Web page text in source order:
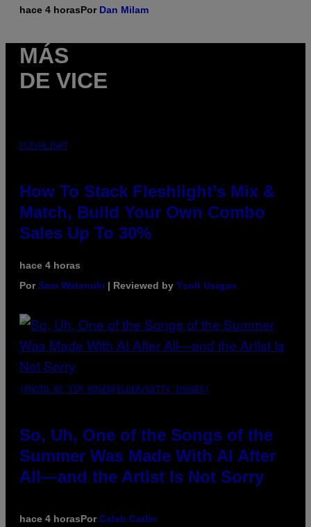
hace 4 horasPor Dan Milam
MÁS
DE VICE
FLESHLIGHT
How To Stack Fleshlight’s Mix &
Match, Build Your Own Combo
Sales Up To 30%
hace 4 horas
PorSam Watanuki | Reviewed by Ysolt Usigan
(PHOTO BY TIM MOSENFELDER/GETTY IMAGES)
So, Uh, One of the Songs of the
Summer Was Made With AI After
All—and the Artist Is Not Sorry
hace 4 horasPorCaleb Catlin